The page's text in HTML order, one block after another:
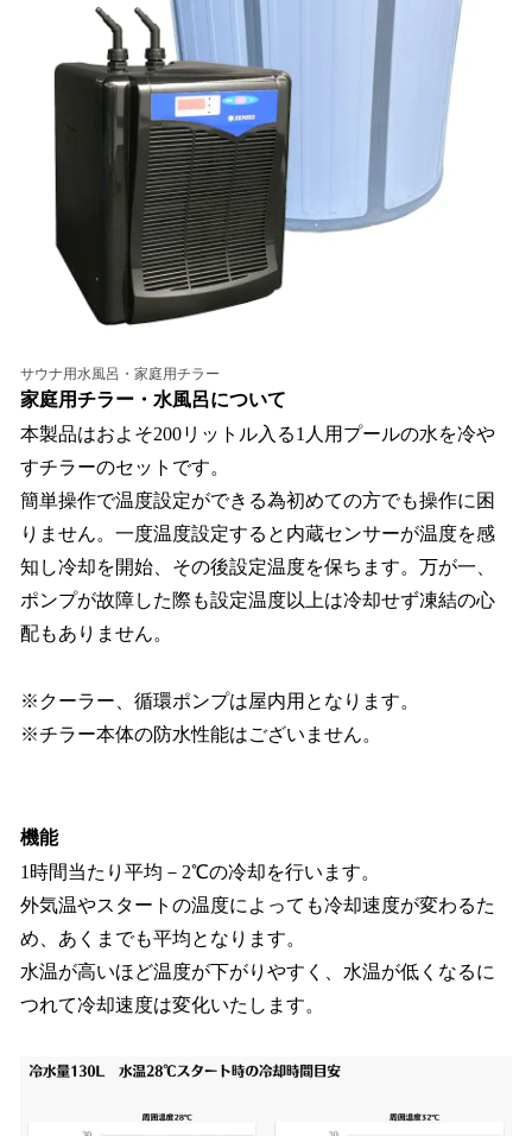
サウナ用水風呂・家庭用チラー
家庭用チラー・水風呂について
本製品はおよそ200リットル入る1人用プールの水を冷や
すチラーのセットです。
簡単操作で温度設定ができる為初めての方でも操作に困
りません。一度温度設定すると内蔵センサーが温度を感
知し冷却を開始、その後設定温度を保ちます。万が一、
ポンプが故障した際も設定温度以上は冷却せず凍結の心
配もありません。
※クーラー、循環ポンプは屋内用となります。
※チラー本体の防水性能はございません。
機能
1時間当たり平均－2℃の冷却を行います。
外気温やスタートの温度によっても冷却速度が変わるた
め、あくまでも平均となります。
水温が高いほど温度が下がりやすく、水温が低くなるに
つれて冷却速度は変化いたします。